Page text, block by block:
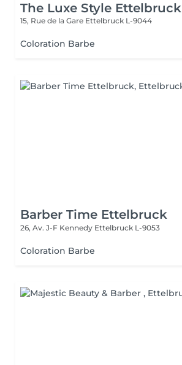
The Luxe Style Ettelbruck
15, Rue de la Gare Ettelbruck L-9044
Coloration Barbe
Barber Time Ettelbruck
26, Av. J-F Kennedy Ettelbruck L-9053
Coloration Barbe